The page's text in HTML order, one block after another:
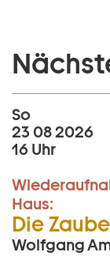
So
23 08 2026
16 Uhr
Haus:
Die
Wolfgang